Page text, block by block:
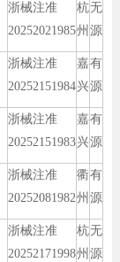
浙械注准
20252021985
杭
州
无
源
浙械注准
20252151984
嘉
兴
有
源
浙械注准
20252151983
嘉
兴
有
源
浙械注准
20252081982
衢
州
有
源
浙械注准
20252171998
杭
州
无
源